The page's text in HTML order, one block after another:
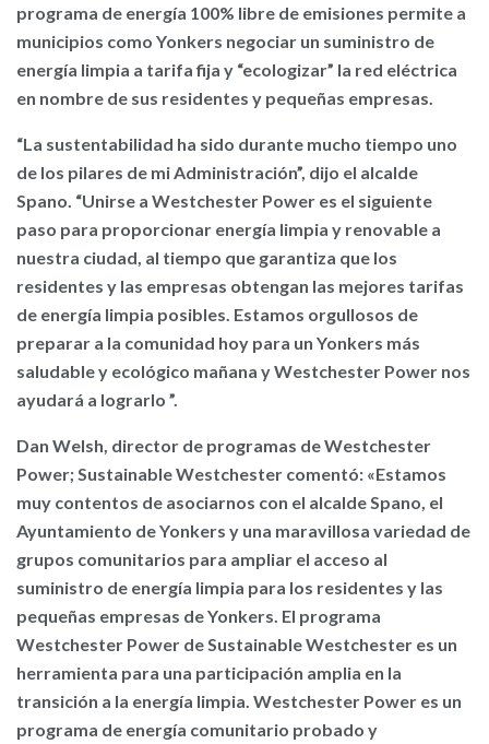
programa de energía 100% libre de emisiones permite a
municipios como Yonkers negociar un suministro de
energía limpia a tarifa fija y “ecologizar” la red eléctrica
en nombre de sus residentes y pequeñas empresas.
“La sustentabilidad ha sido durante mucho tiempo uno
de los pilares de mi Administración”, dijo el alcalde
Spano. “Unirse a Westchester Power es el siguiente
paso para proporcionar energía limpia y renovable a
nuestra ciudad, al tiempo que garantiza que los
residentes y las empresas obtengan las mejores tarifas
de energía limpia posibles. Estamos orgullosos de
preparar a la comunidad hoy para un Yonkers más
saludable y ecológico mañana y Westchester Power nos
ayudará a lograrlo ”.
Dan Welsh, director de programas de Westchester
Power; Sustainable Westchester comentó: «Estamos
muy contentos de asociarnos con el alcalde Spano, el
Ayuntamiento de Yonkers y una maravillosa variedad de
grupos comunitarios para ampliar el acceso al
suministro de energía limpia para los residentes y las
pequeñas empresas de Yonkers. El programa
Westchester Power de Sustainable Westchester es un
herramienta para una participación amplia en la
transición a la energía limpia. Westchester Power es un
programa de energía comunitario probado y